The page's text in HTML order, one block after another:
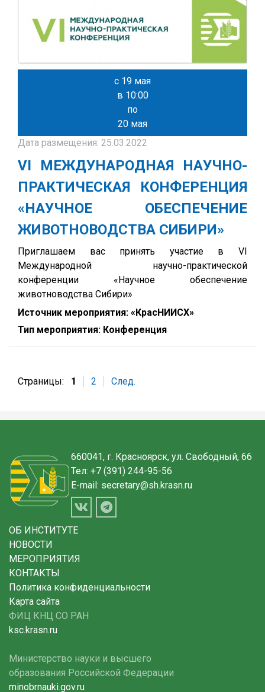
с 19 мая
в 10:00
по
20 мая
Дата размещения: 25.03.2022
VI МЕЖДУНАРОДНАЯ НАУЧНО-
ПРАКТИЧЕСКАЯ КОНФЕРЕНЦИЯ
«НАУЧНОЕ ОБЕСПЕЧЕНИЕ
ЖИВОТНОВОДСТВА СИБИРИ»
Приглашаем вас принять участие в VI
Международной научно-практической
конференции «Научное обеспечение
животноводства Сибири»
Источник мероприятия: «КрасНИИСХ»
Тип мероприятия: Конференция
Страницы: 1 2 След.
660041, г. Красноярск, ул. Свободный, 66
Тел: +7 (391) 244-95-56
E-mail: secretary@sh.krasn.ru
ОБ ИНСТИТУТЕ
НОВОСТИ
МЕРОПРИЯТИЯ
КОНТАКТЫ
Политика конфиденциальности
Карта сайта
ФИЦ КНЦ СО РАН
ksc.krasn.ru
Министерство науки и высшего
образования Российской Федерации
minobrnauki.gov.ru